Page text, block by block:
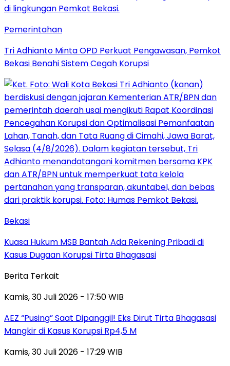
Pemerintahan
Tri Adhianto Minta OPD Perkuat Pengawasan, Pemkot
Bekasi Benahi Sistem Cegah Korupsi
Bekasi
Kuasa Hukum MSB Bantah Ada Rekening Pribadi di
Kasus Dugaan Korupsi Tirta Bhagasasi
Berita Terkait
Kamis, 30 Juli 2026 - 17:50 WIB
AEZ “Pusing” Saat Dipanggil! Eks Dirut Tirta Bhagasasi
Mangkir di Kasus Korupsi Rp4,5 M
Kamis, 30 Juli 2026 - 17:29 WIB